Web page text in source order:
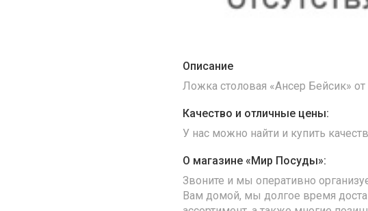
Описание
Ложка столовая «Ансер Бейсик» от
Качество и отличные цены:
У нас можно найти и купить
О магазине «Мир Посуды»:
Звоните и мы оперативно
Вам домой, мы долгое время